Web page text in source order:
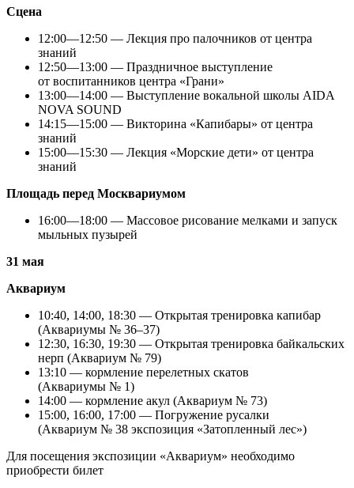
Сцена
12:00—12:50 — Лекция про палочников от центра
знаний
12:50—13:00 — Праздничное выступление
от воспитанников центра «Грани»
13:00—14:00 — Выступление вокальной школы AIDA
NOVA SOUND
14:15—15:00 — Викторина «Капибары» от центра
знаний
15:00—15:30 — Лекция «Морские дети» от центра
знаний
Площадь перед Москвариумом
16:00—18:00 — Массовое рисование мелками и запуск
мыльных пузырей
31 мая
Аквариум
10:40, 14:00, 18:30 — Открытая тренировка капибар
(Аквариумы № 36–37)
12:30, 16:30, 19:30 — Открытая тренировка байкальских
нерп (Аквариум № 79)
13:10 — кормление перелетных скатов
(Аквариумы № 1)
14:00 — кормление акул (Аквариум № 73)
15:00, 16:00, 17:00 — Погружение русалки
(Аквариум № 38 экспозиция «Затопленный лес»)
Для посещения экспозиции «Аквариум» необходимо
приобрести билет